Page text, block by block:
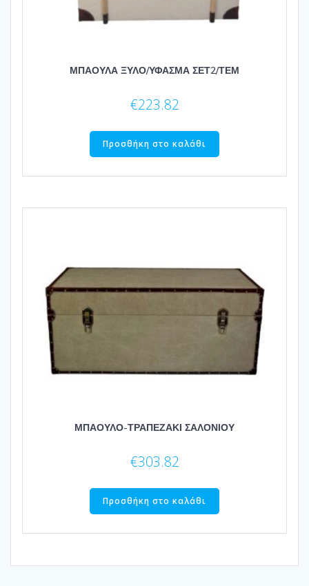
ΜΠΑΟΥΛΑ ΞΥΛΟ/ΥΦΑΣΜΑ ΣΕΤ2/ΤΕΜ
€223.82
Προσθήκη στο καλάθι
ΜΠΑΟΥΛΟ-ΤΡΑΠΕΖΑΚΙ ΣΑΛΟΝΙΟΥ
€303.82
Προσθήκη στο καλάθι